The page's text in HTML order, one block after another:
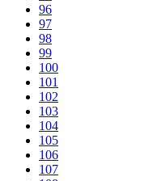
96
97
98
99
100
101
102
103
104
105
106
107